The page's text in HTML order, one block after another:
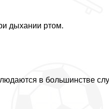
дыхании ртом.
в большинстве